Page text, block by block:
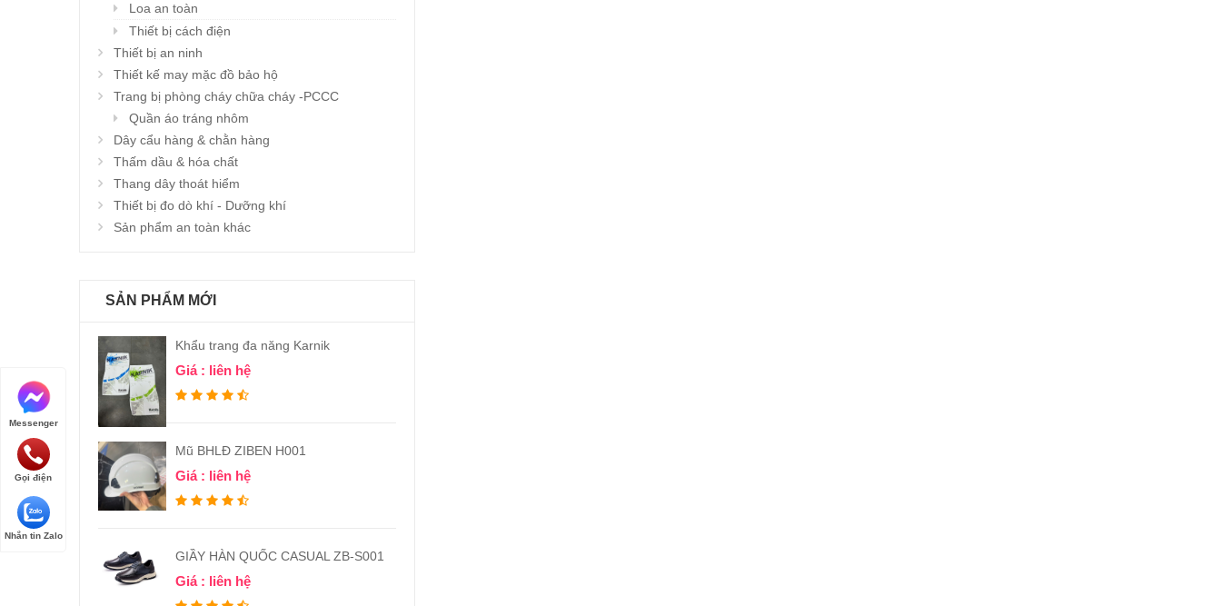
Loa an toàn
Thiết bị cách điện
Thiết bị an ninh
Thiết kế may mặc đồ bảo hộ
Trang bị phòng cháy chữa cháy -PCCC
Quần áo tráng nhôm
Dây cẩu hàng & chằn hàng
Thấm dầu & hóa chất
Thang dây thoát hiểm
Thiết bị đo dò khí - Dưỡng khí
Sản phẩm an toàn khác
SẢN PHẨM MỚI
Khẩu trang đa năng Karnik
Giá : liên hệ
Mũ BHLĐ ZIBEN H001
Giá : liên hệ
GIẦY HÀN QUỐC CASUAL ZB-S001
Giá : liên hệ
Messenger
Gọi điện
Nhắn tin Zalo